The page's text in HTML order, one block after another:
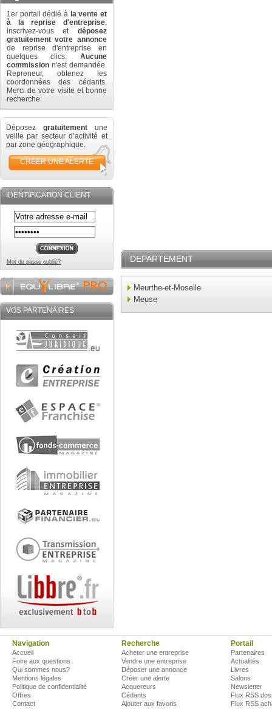
1er portail dédié à la vente et
à la reprise d'entreprise,
inscrivez-vous et déposez
gratuitement votre annonce
de reprise d'entreprise en
quelques clics. Aucune
commission n'est demandée.
Repreneur, obtenez les
coordonnées des cédants.
Merci de votre visite et bonne
recherche.
Déposez gratuitement une
veille par secteur d’activité et
par zone géographique.
CRÉER UNE ALERTE
IDENTIFICATION CLIENT
Mot de passe oublié?
VOS PARTENAIRES
DEPARTEMENT
Meurthe-et-Moselle
Meuse
Navigation
Accueil
Foire aux questions
Qui sommes nous?
Mentions légales
Politique de confidentialité
Offres
Contact
Recherche
Acheter une entreprise
Vendre une entreprise
Déposer une annonce
Créer une alerte
Acquereurs
Cédants
Ajouter aux favoris
Portail
Partenaires
Actualités
Livres
Salons
Newsletter
Flux RSS
Flux RSS